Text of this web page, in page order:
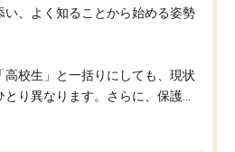
い、よく知ることから始める姿勢
高校生」と一括りにしても、現状
り異なります。さらに、保護...